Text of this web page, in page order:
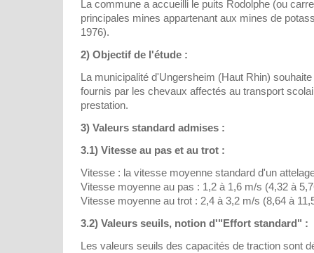
La commune a accueilli le puits Rodolphe (ou
principales mines appartenant aux mines de
1976).
2) Objectif de l'étude :
La municipalité d'Ungersheim (Haut Rhin)
fournis par les chevaux affectés au transport
prestation.
3) Valeurs standard admises :
3.1) Vitesse au pas et au trot :
Vitesse : la vitesse moyenne standard d'un
Vitesse moyenne au pas : 1,2 à 1,6 m/s (4,32 à
Vitesse moyenne au trot : 2,4 à 3,2 m/s (8,64 à
3.2) Valeurs seuils, notion d'"Effort standard" :
Les valeurs seuils des capacités de traction sont